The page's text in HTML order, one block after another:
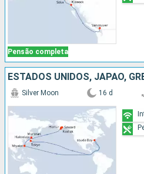
Pensão completa
ESTADOS UNIDOS, JAPÃO,
Silver Moon 16 d